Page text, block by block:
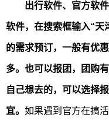
出行软件、官方软
软件，在搜索框输入“天
的需求预订，一般有优
多。也可以报团，团购
自己想去的，可以选择
宜。 如果遇到官方在搞